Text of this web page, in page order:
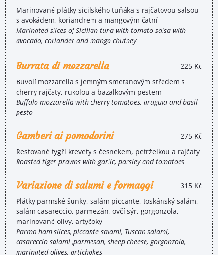
Marinované plátky sicilského tuňáka s rajčatovou salsou
s avokádem, koriandrem a mangovým čatní
Marinated slices of Sicilian tuna with tomato salsa with
avocado, coriander and mango chutney
Burrata di mozzarella
225 Kč
Buvolí mozzarella s jemným smetanovým středem s
cherry rajčaty, rukolou a bazalkovým pestem
Buffalo mozzarella with cherry tomatoes, arugula and basil
pesto
Gamberi ai pomodorini
275 Kč
Restované tygří krevety s česnekem, petrželkou a rajčaty
Roasted tiger prawns with garlic, parsley and tomatoes
Variazione di salumi e formaggi
315 Kč
Plátky parmské šunky, salám piccante, toskánský salám,
salám casareccio, parmezán, ovčí sýr, gorgonzola,
marinované olivy, artyčoky
Parma ham slices, piccante salami, Tuscan salami,
casareccio salami ,parmesan, sheep cheese, gorgonzola,
marinated olives, artichokes